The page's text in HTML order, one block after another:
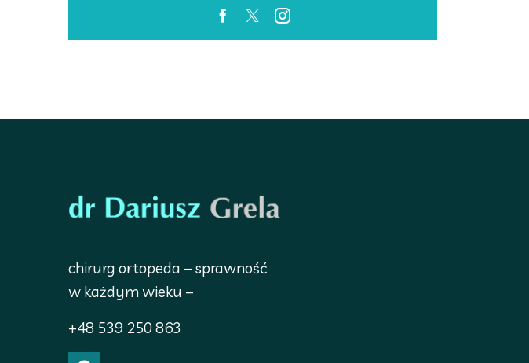
chirurg ortopeda – sprawność
w każdym wieku –
+48 539 250 863